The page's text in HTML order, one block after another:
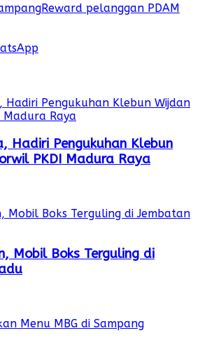
Reward pelanggan PDAM
Hadiri Pengukuhan Klebun
PKDI Madura Raya
Mobil Boks Terguling di